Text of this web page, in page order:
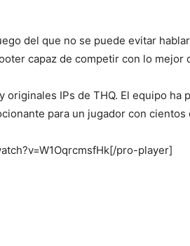
del que no se puede evitar
capaz de competir con lo mejor
IPs de THQ. El equipo ha
para un jugador con cientos
pro-player]